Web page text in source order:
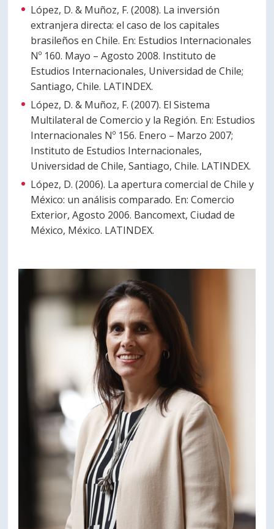
López, D. & Muñoz, F. (2008). La inversión
extranjera directa: el caso de los capitales
brasileños en Chile. En: Estudios Internacionales
Nº 160. Mayo – Agosto 2008. Instituto de
Estudios Internacionales, Universidad de Chile;
Santiago, Chile. LATINDEX.
López, D. & Muñoz, F. (2007). El Sistema
Multilateral de Comercio y la Región. En: Estudios
Internacionales Nº 156. Enero – Marzo 2007;
Instituto de Estudios Internacionales,
Universidad de Chile, Santiago, Chile. LATINDEX.
López, D. (2006). La apertura comercial de Chile y
México: un análisis comparado. En: Comercio
Exterior, Agosto 2006. Bancomext, Ciudad de
México, México. LATINDEX.